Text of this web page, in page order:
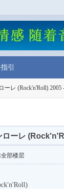
引
ーレ (Rock'n'Roll) 2005
ーレ
全部楼层